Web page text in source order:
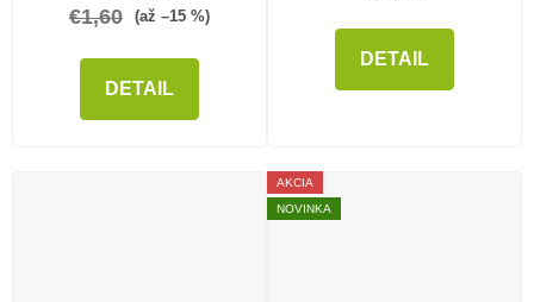
€1,60 (až –15 %)
DETAIL
DETAIL
AKCIA
NOVINKA